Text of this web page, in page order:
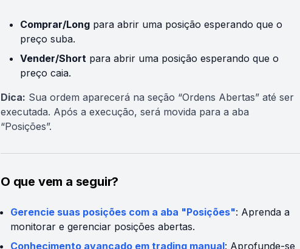
Comprar/Long para abrir uma posição esperando que o
preço suba.
Vender/Short para abrir uma posição esperando que o
preço caia.
Dica: Sua ordem aparecerá na seção “Ordens Abertas” até ser
executada. Após a execução, será movida para a aba
“Posições”.
O que vem a seguir?
Gerencie suas posições com a aba "Posições": Aprenda a
monitorar e gerenciar posições abertas.
Conhecimento avançado em trading manual: Aprofunde-se